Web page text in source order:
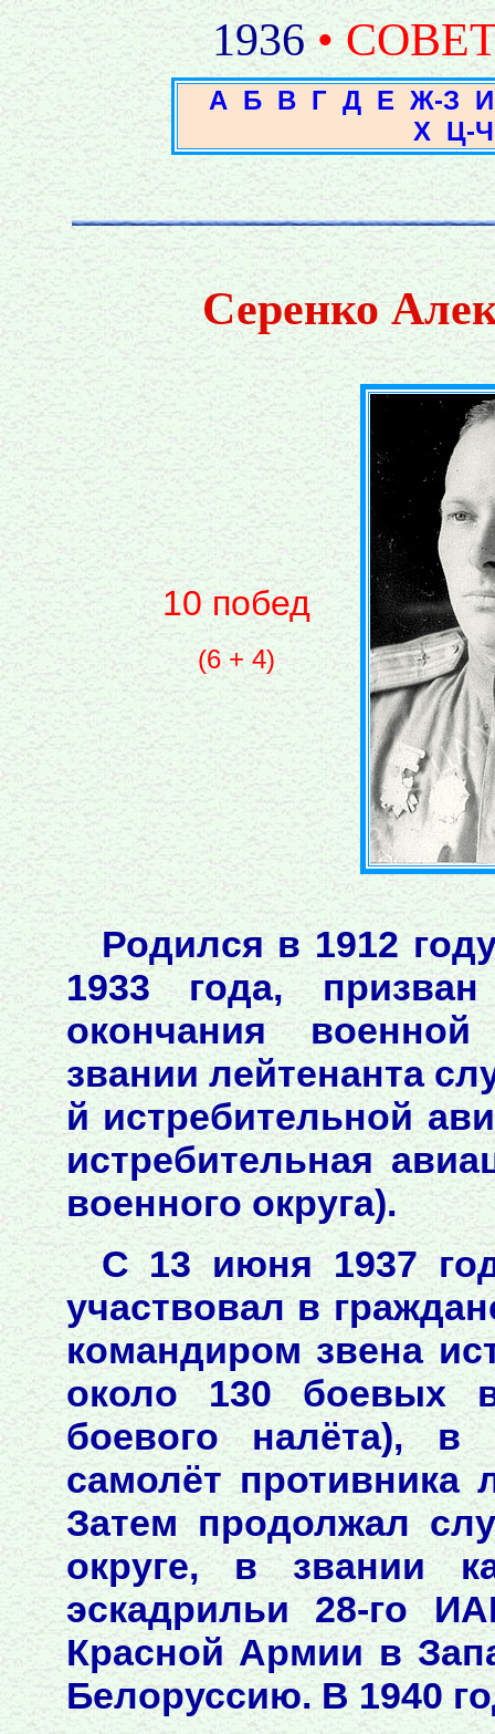
1936 •
А Б В Г Д Е Ж-З И
Х Ц-Ч
Серенко
10 побед
(6 + 4)
Родился в 1912
1933 года,
окончания
звании лейтенанта
й истребительной
истребительная
военного округа).
С 13 июня 1937
участвовал в
командиром звена
около 130 боевых
боевого налёта),
самолёт противника
Затем продолжал
округе, в звании
эскадрильи 28-го
Красной Армии в
Белоруссию. В 1940